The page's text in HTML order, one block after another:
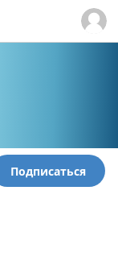
Подписаться